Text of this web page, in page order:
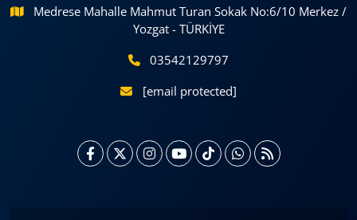
Medrese Mahalle Mahmut Turan Sokak No:6/10 Merkez /
Yozgat - TÜRKİYE
03542129797
[email protected]